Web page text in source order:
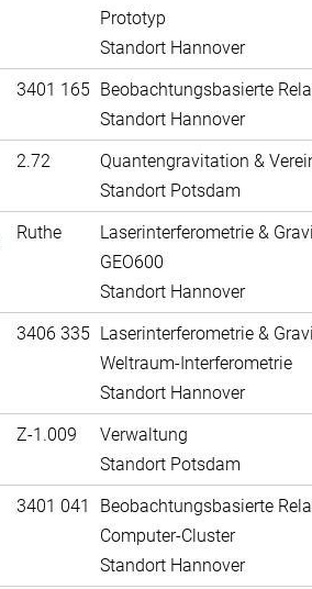
Prototyp
Standort Hannover
3401 165 Beobachtungsbasierte
Standort Hannover
2.72
Quantengravitation &
Standort Potsdam
Ruthe
Laserinterferometrie &
GEO600
Standort Hannover
3406 335 Laserinterferometrie &
Weltraum-Interferometrie
Standort Hannover
Z-1.009
Verwaltung
Standort Potsdam
3401 041
Beobachtungsbasierte
Computer-Cluster
Standort Hannover